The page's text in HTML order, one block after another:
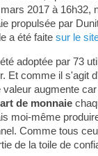
2017 à 16h32,
propulsée par
a été faite sur le
adoptée par 73
Et comme il s'agit
valeur augmente car
de monnaie
moi-même
Comme tous
de la toile de